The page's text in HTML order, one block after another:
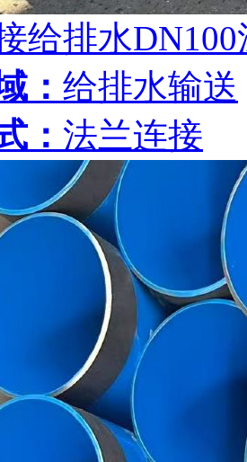
给排水
： 给排水输送
： 法兰连接